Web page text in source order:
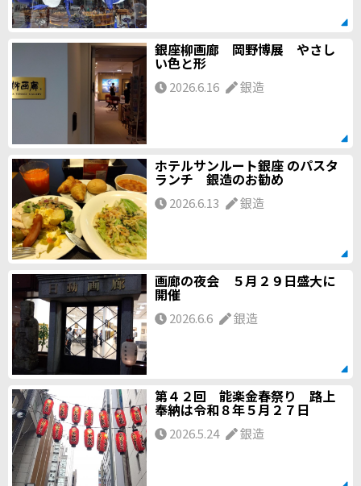
銀座柳画廊 岡野博展 やさし
い色と形
2026.6.16 銀造
ホテルサンルート銀座 のパスタ
ランチ 銀造のお勧め
2026.6.13 銀造
画廊の夜会 ５月２９日盛大に
開催
2026.6.6 銀造
第４２回 能楽金春祭り 路上
奉納は令和８年５月２７日
2026.5.24 銀造